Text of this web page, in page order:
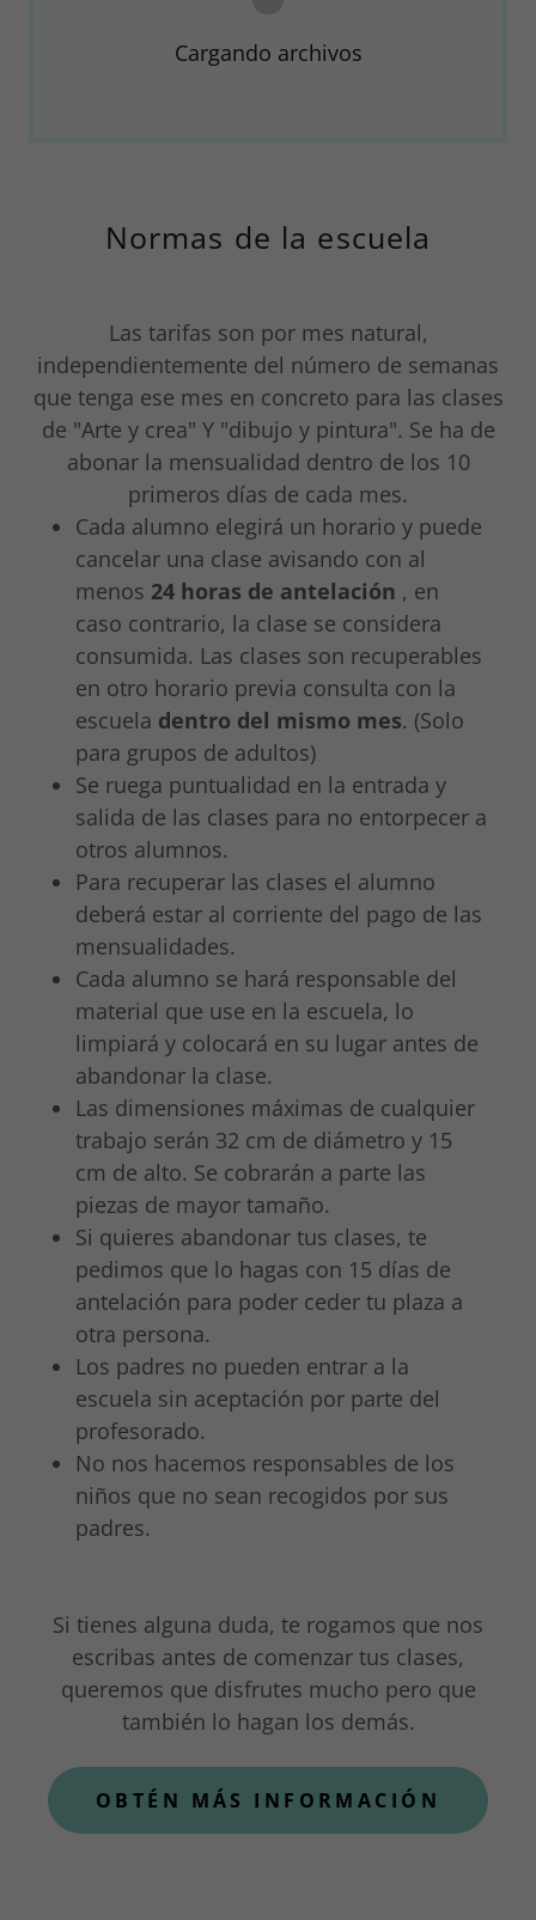
Cargando archivos
Normas de la escuela
Las tarifas son por mes natural,
independientemente del número de semanas
que tenga ese mes en concreto para las clases
de "Arte y crea" Y "dibujo y pintura". Se ha de
abonar la mensualidad dentro de los 10
primeros días de cada mes.
Cada alumno elegirá un horario y puede
cancelar una clase avisando con al
menos 24 horas de antelación , en
caso contrario, la clase se considera
consumida. Las clases son recuperables
en otro horario previa consulta con la
escuela dentro del mismo mes. (Solo
para grupos de adultos)
Se ruega puntualidad en la entrada y
salida de las clases para no entorpecer a
otros alumnos.
Para recuperar las clases el alumno
deberá estar al corriente del pago de las
mensualidades.
Cada alumno se hará responsable del
material que use en la escuela, lo
limpiará y colocará en su lugar antes de
abandonar la clase.
Las dimensiones máximas de cualquier
trabajo serán 32 cm de diámetro y 15
cm de alto. Se cobrarán a parte las
piezas de mayor tamaño.
Si quieres abandonar tus clases, te
pedimos que lo hagas con 15 días de
antelación para poder ceder tu plaza a
otra persona.
Los padres no pueden entrar a la
escuela sin aceptación por parte del
profesorado.
No nos hacemos responsables de los
niños que no sean recogidos por sus
padres.
Si tienes alguna duda, te rogamos que nos
escribas antes de comenzar tus clases,
queremos que disfrutes mucho pero que
también lo hagan los demás.
OBTÉN MÁS INFORMACIÓN